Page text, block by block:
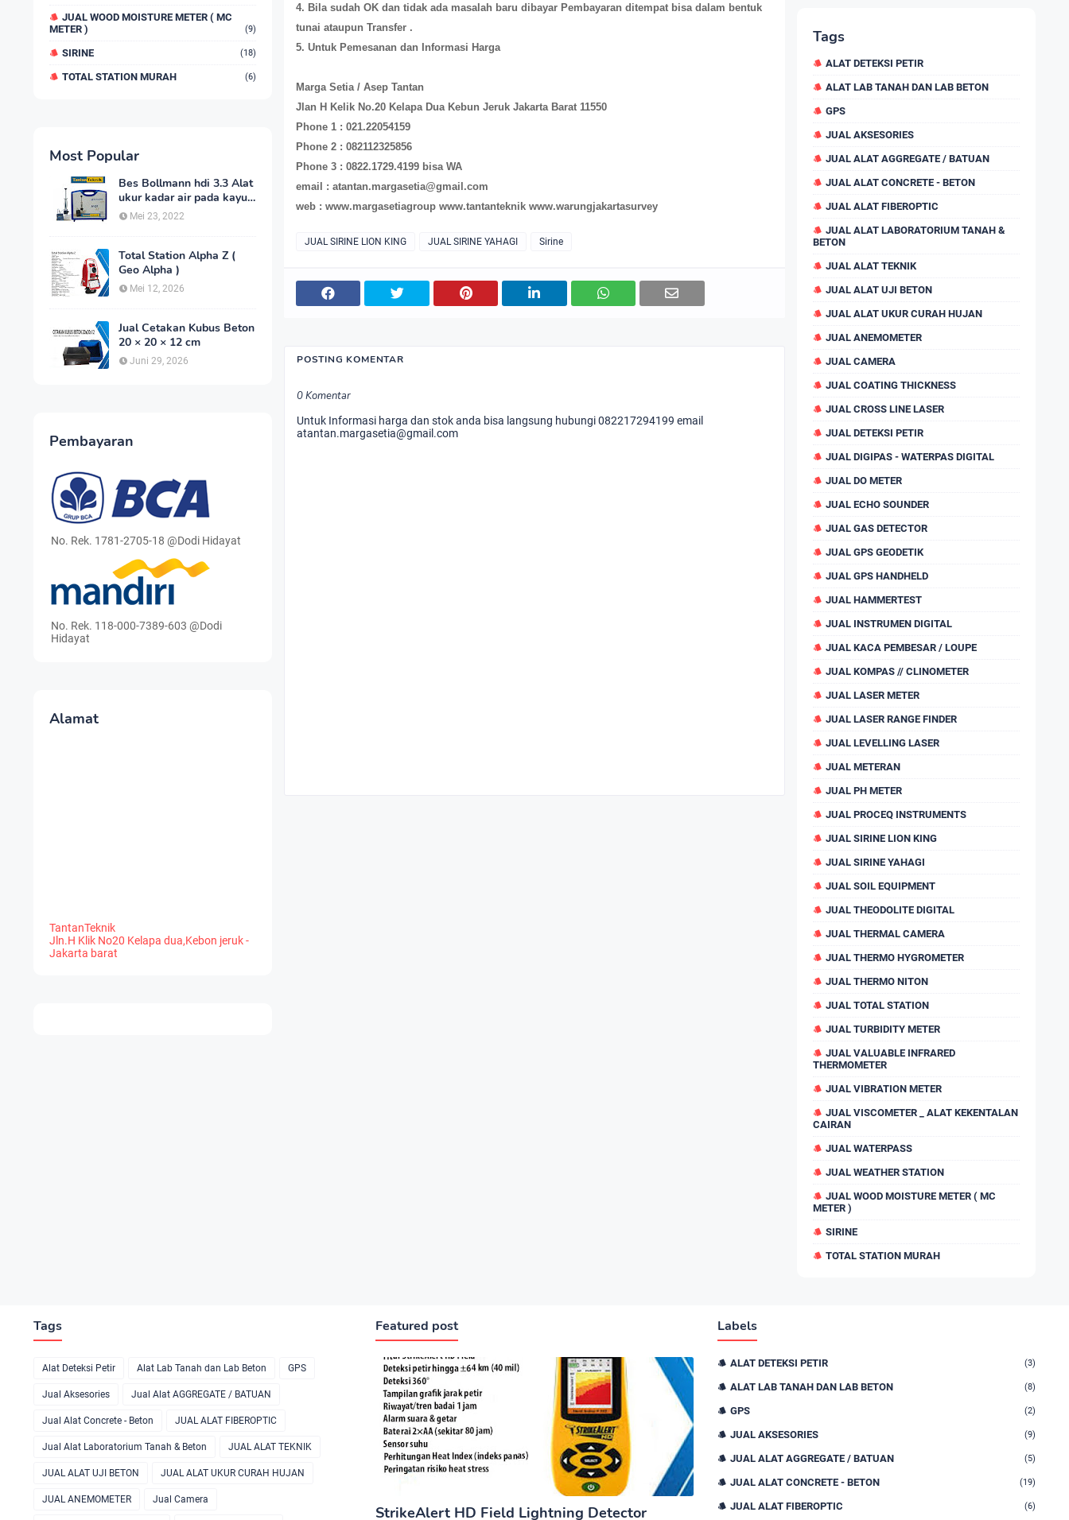
JUAL WOOD MOISTURE METER ( MC
METER )
(9)
SIRINE (18)
TOTAL STATION MURAH (6)
Most Popular
Bes Bollmann hdi 3.3 Alat
ukur kadar air pada kayu
_MC Meter Murah
Mei 23, 2022
Total Station Alpha Z (
Geo Alpha )
Mei 12, 2026
Jual Cetakan Kubus Beton
20 × 20 × 12 cm
Juni 29, 2026
Pembayaran
No. Rek. 1781-2705-18 @Dodi Hidayat
No. Rek. 118-000-7389-603 @Dodi
Hidayat
Alamat
TantanTeknik
Jln.H Klik No20 Kelapa dua,Kebon jeruk -
Jakarta barat
4. Bila sudah OK dan tidak ada masalah baru dibayar Pembayaran ditempat bisa dalam bentuk
tunai ataupun Transfer .
5. Untuk Pemesanan dan Informasi Harga
Marga Setia / Asep Tantan
Jlan H Kelik No.20 Kelapa Dua Kebun Jeruk Jakarta Barat 11550
Phone 1 : 021.22054159
Phone 2 : 082112325856
Phone 3 : 0822.1729.4199 bisa WA
email : atantan.margasetia@gmail.com
web : www.margasetiagroup www.tantanteknik www.warungjakartasurvey
JUAL SIRINE LION KING JUAL SIRINE YAHAGI Sirine
POSTING KOMENTAR
0 Komentar
Untuk Informasi harga dan stok anda bisa langsung hubungi 082217294199 email
atantan.margasetia@gmail.com
Tags
ALAT DETEKSI PETIR
ALAT LAB TANAH DAN LAB BETON
GPS
JUAL AKSESORIES
JUAL ALAT AGGREGATE / BATUAN
JUAL ALAT CONCRETE - BETON
JUAL ALAT FIBEROPTIC
JUAL ALAT LABORATORIUM TANAH &
BETON
JUAL ALAT TEKNIK
JUAL ALAT UJI BETON
JUAL ALAT UKUR CURAH HUJAN
JUAL ANEMOMETER
JUAL CAMERA
JUAL COATING THICKNESS
JUAL CROSS LINE LASER
JUAL DETEKSI PETIR
JUAL DIGIPAS - WATERPAS DIGITAL
JUAL DO METER
JUAL ECHO SOUNDER
JUAL GAS DETECTOR
JUAL GPS GEODETIK
JUAL GPS HANDHELD
JUAL HAMMERTEST
JUAL INSTRUMEN DIGITAL
JUAL KACA PEMBESAR / LOUPE
JUAL KOMPAS // CLINOMETER
JUAL LASER METER
JUAL LASER RANGE FINDER
JUAL LEVELLING LASER
JUAL METERAN
JUAL PH METER
JUAL PROCEQ INSTRUMENTS
JUAL SIRINE LION KING
JUAL SIRINE YAHAGI
JUAL SOIL EQUIPMENT
JUAL THEODOLITE DIGITAL
JUAL THERMAL CAMERA
JUAL THERMO HYGROMETER
JUAL THERMO NITON
JUAL TOTAL STATION
JUAL TURBIDITY METER
JUAL VALUABLE INFRARED
THERMOMETER
JUAL VIBRATION METER
JUAL VISCOMETER _ ALAT KEKENTALAN
CAIRAN
JUAL WATERPASS
JUAL WEATHER STATION
JUAL WOOD MOISTURE METER ( MC
METER )
SIRINE
TOTAL STATION MURAH
Tags
Alat Deteksi Petir Alat Lab Tanah dan Lab Beton GPS
Jual Aksesories Jual Alat AGGREGATE / BATUAN
Jual Alat Concrete - Beton JUAL ALAT FIBEROPTIC
Jual Alat Laboratorium Tanah & Beton JUAL ALAT TEKNIK
JUAL ALAT UJI BETON JUAL ALAT UKUR CURAH HUJAN
JUAL ANEMOMETER Jual Camera
Featured post
StrikeAlert HD Field Lightning Detector
Labels
ALAT DETEKSI PETIR (3)
ALAT LAB TANAH DAN LAB BETON (8)
GPS (2)
JUAL AKSESORIES (9)
JUAL ALAT AGGREGATE / BATUAN (5)
JUAL ALAT CONCRETE - BETON (19)
JUAL ALAT FIBEROPTIC (6)